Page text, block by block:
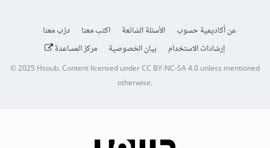
عن أكاديمية حسوب الأسئلة الشائعة اكتب معنا
درّب معنا
إرشادات الاستخدام
بيان الخصوصية مركز المساعدة
© 2025Hsoub.Content licensed underCC BY-NC-SA 4.0unless mentioned
otherwise.